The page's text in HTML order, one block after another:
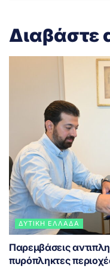
Διαβάστε
ΔΥΤΙΚΉ ΕΛΛΆΔΑ
Παρεμβάσεις
πυρόπληκτες